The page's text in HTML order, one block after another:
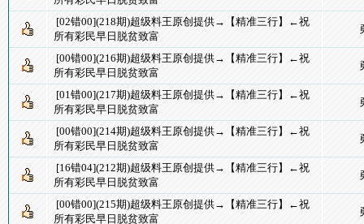
[02错00](218期)超级料王原创提供→【精准三行】←祝
所有彩民早日脱贫致富
[00错00](216期)超级料王原创提供→【精准三行】←祝
所有彩民早日脱贫致富
[01错00](217期)超级料王原创提供→【精准三行】←祝
所有彩民早日脱贫致富
[00错00](214期)超级料王原创提供→【精准三行】←祝
所有彩民早日脱贫致富
[16错04](212期)超级料王原创提供→【精准三行】←祝
所有彩民早日脱贫致富
[00错00](215期)超级料王原创提供→【精准三行】←祝
所有彩民早日脱贫致富